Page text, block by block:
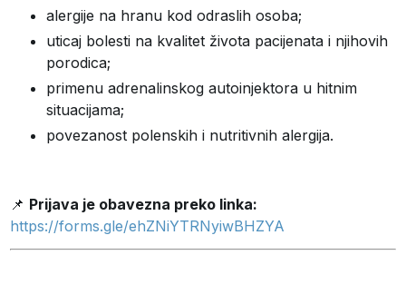
alergije na hranu kod odraslih osoba;
uticaj bolesti na kvalitet života pacijenata i njihovih
porodica;
primenu adrenalinskog autoinjektora u hitnim
situacijama;
povezanost polenskih i nutritivnih alergija.
📌 Prijava je obavezna preko linka:
https://forms.gle/ehZNiYTRNyiwBHZYA